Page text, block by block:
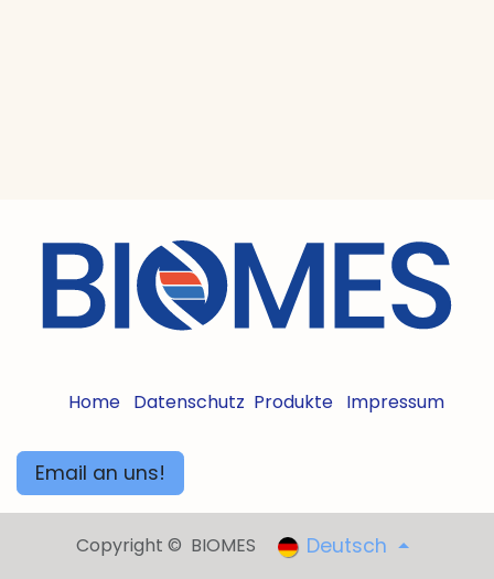
Home Datenschutz Produkte Impressum
Email an uns!
Copyright © BIOMES Deutsch